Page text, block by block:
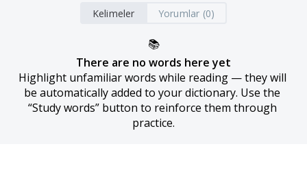
Kelimeler Yorumlar (0)
📚
There are no words here yet
Highlight unfamiliar words while reading — they will
be automatically added to your dictionary. Use the
“Study words” button to reinforce them through
practice.